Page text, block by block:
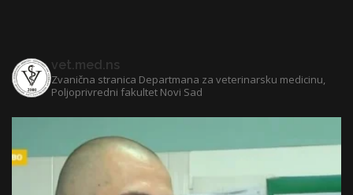
vet.med.ns
Zvanična stranica Departmana za veterinarsku medicinu,
Poljoprivredni fakultet Novi Sad